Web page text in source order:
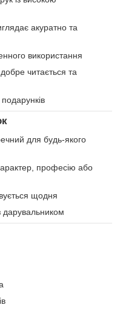
акуратно та
використання
читається та
для будь-якого
професію або
щодня
дарувальником